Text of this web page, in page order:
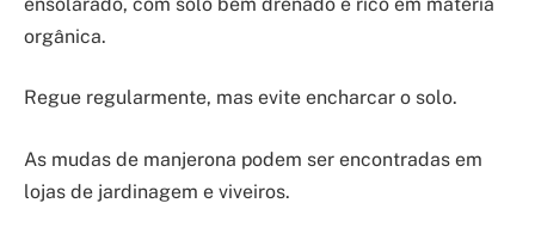
orgânica.
Regue regularmente, mas evite encharcar o solo.
As mudas de manjerona podem ser encontradas em
lojas de jardinagem e viveiros.